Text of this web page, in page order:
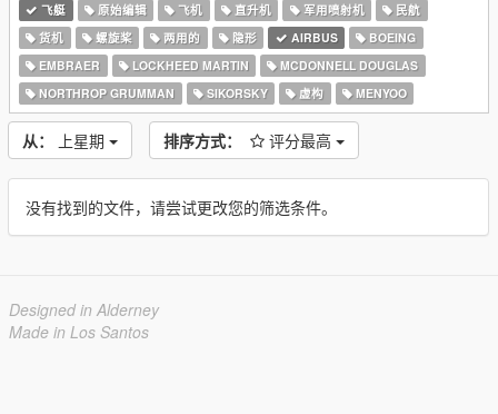
飞艇 原始编辑 飞机 直升机 军用喷射机
民航
货机
螺旋桨 两用的 隐形 AIRBUS
BOEING
EMBRAER
LOCKHEED MARTIN
MCDONNELL DOUGLAS
NORTHROP GRUMMAN
SIKORSKY 虚构 MENYOO
从： 上星期 排序方式： 评分最高
没有找到的文件，请尝试更改您的筛选条件。
Designed in Alderney
Made in Los Santos